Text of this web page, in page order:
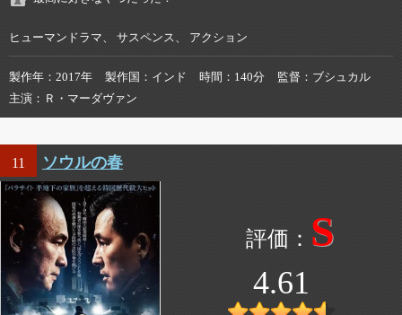
ヒューマンドラマ、 サスペンス、 アクション
製作年 2017年 製作国 インド 時間 140分 監督
ブシュカル
主演
Ｒ・マーダヴァン
11 ソウルの春
S
4.61